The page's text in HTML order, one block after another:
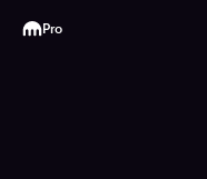
Kraken
Pro